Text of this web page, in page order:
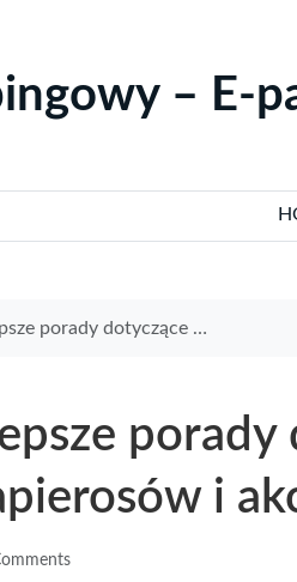
– E-
wyboru e-papierosów i akcesoriów
porady
i